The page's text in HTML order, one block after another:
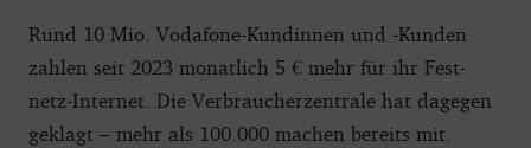
Rund 10 Mio. Vo­da­fone-Kun­dinnen und -Kunden
zah­len seit 2023 monatlich 5 € mehr für ihr Fest­
netz-In­ter­net­. Die Verbraucherzentrale hat dagegen
geklagt – mehr als 100.000 machen bereits mit.